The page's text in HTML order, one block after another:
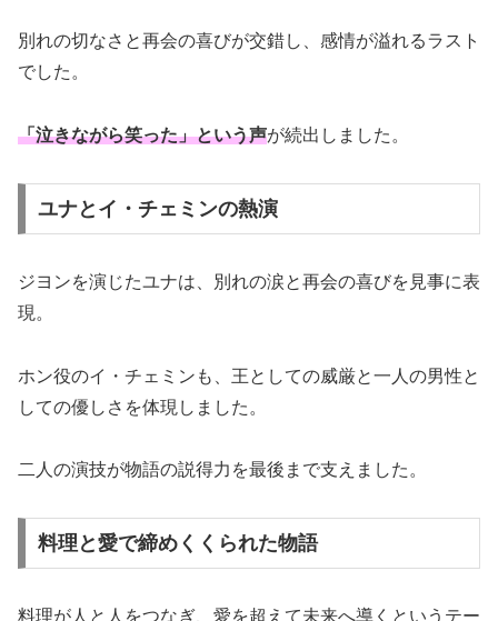
別れの切なさと再会の喜びが交錯し、感情が溢れるラスト
でした。
「泣きながら笑った」という声が続出しました。
ユナとイ・チェミンの熱演
ジヨンを演じたユナは、別れの涙と再会の喜びを見事に表
現。
ホン役のイ・チェミンも、王としての威厳と一人の男性と
しての優しさを体現しました。
二人の演技が物語の説得力を最後まで支えました。
料理と愛で締めくくられた物語
料理が人と人をつなぎ、愛を超えて未来へ導くというテー